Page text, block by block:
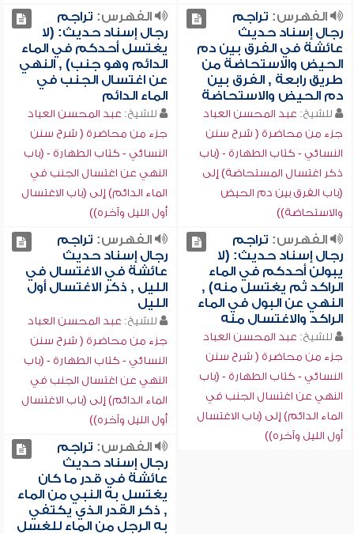
الفهرس: تراجم
رجال إسناد حديث
عائشة في الفرق بين دم
الحيض والاستحاضة من
طريق رابعة , الفرق بين
دم الحيض والاستحاضة
للشيخ: عبد المحسن العباد
جزء من محاضرة ( شرح سنن
النسائي - كتاب الطهارة - (باب
ذكر اغتسال المستحاضة) إلى
(باب الفرق بين دم الحيض
والاستحاضة))
الفهرس: تراجم
رجال إسناد حديث: (لا
يغتسل أحدكم في الماء
الدائم وهو جنب) , النهي
عن اغتسال الجنب في
الماء الدائم
للشيخ: عبد المحسن العباد
جزء من محاضرة ( شرح سنن
النسائي - كتاب الطهارة - (باب
النهي عن اغتسال الجنب في
الماء الدائم) إلى (باب الاغتسال
أول الليل وآخره))
الفهرس: تراجم
رجال إسناد حديث: (لا
يبولن أحدكم في الماء
الراكد ثم يغتسل منه) ,
النهي عن البول في الماء
الراكد والاغتسال منه
للشيخ: عبد المحسن العباد
جزء من محاضرة ( شرح سنن
النسائي - كتاب الطهارة - (باب
النهي عن اغتسال الجنب في
الماء الدائم) إلى (باب الاغتسال
أول الليل وآخره))
الفهرس: تراجم
رجال إسناد حديث
عائشة في الاغتسال في
الليل , ذكر الاغتسال أول
الليل
للشيخ: عبد المحسن العباد
جزء من محاضرة ( شرح سنن
النسائي - كتاب الطهارة - (باب
النهي عن اغتسال الجنب في
الماء الدائم) إلى (باب الاغتسال
أول الليل وآخره))
الفهرس: تراجم
رجال إسناد حديث
عائشة في قدر ما كان
يغتسل به النبي من الماء
, ذكر القدر الذي يكتفي
به الرجل من الماء للغسل